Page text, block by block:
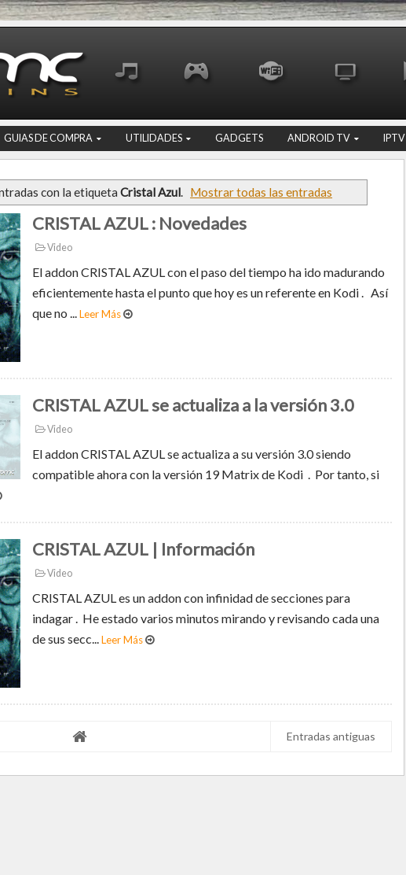
GUIAS DE COMPRA UTILIDADES GADGETS ANDROID TV IPTV
con la etiqueta Cristal Azul. Mostrar todas las entradas
CRISTAL AZUL : Novedades
Video
El addon CRISTAL AZUL con el paso del tiempo ha ido madurando
eficientemente hasta el punto que hoy es un referente en Kodi . Así
que no ...Leer Más
CRISTAL AZUL se actualiza a la versión 3.0
Video
El addon CRISTAL AZUL se actualiza a su versión 3.0 siendo
compatible ahora con la versión 19 Matrix de Kodi . Por tanto, si
CRISTAL AZUL | Información
Video
CRISTAL AZUL es un addon con infinidad de secciones para
indagar . He estado varios minutos mirando y revisando cada una
de sus secc...Leer Más
Entradas antiguas